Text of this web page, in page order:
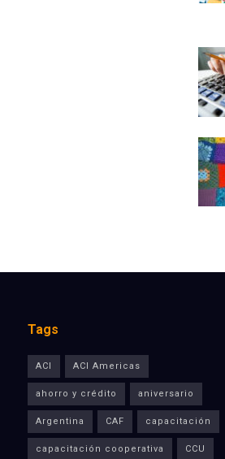
Tags
ACI ACI Americas
ahorro y crédito aniversario
Argentina CAF capacitación
capacitación cooperativa CCU